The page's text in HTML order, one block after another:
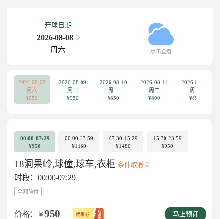
开球日期
2026-08-08
周六
点击查看
2026-08-08
周六
¥950
2026-08-09
周日
¥950
2026-08-10
周一
¥850
2026-08-11
周二
¥800
2026-08-12
周三
¥850
00:00-07:29
¥950
00:00-23:59
¥1160
07:30-15:29
¥1480
15:30-23:59
¥950
18洞果岭,球僮,球车,衣柜 条件取消
时段：00:00-07:29
全额预付
价格： ￥950 马上预订